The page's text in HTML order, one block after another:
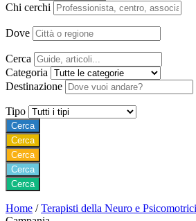
Chi cerchi
Dove
Cerca
Categoria
Destinazione
Tipo
Cerca
Cerca
Cerca
Cerca
Cerca
Home / Terapisti della Neuro e